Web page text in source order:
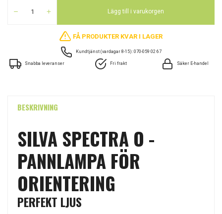
Lägg till i varukorgen
FÅ PRODUKTER KVAR I LAGER
Kundtjänst (vardagar 8-15): 070-059 02 67
Snabba leveranser Fri frakt Säker E-handel
BESKRIVNING
SILVA SPECTRA O -
PANNLAMPA FÖR
ORIENTERING
PERFEKT LJUS